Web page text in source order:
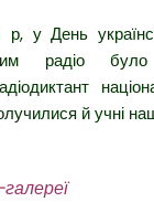
у День
радіо
й учні